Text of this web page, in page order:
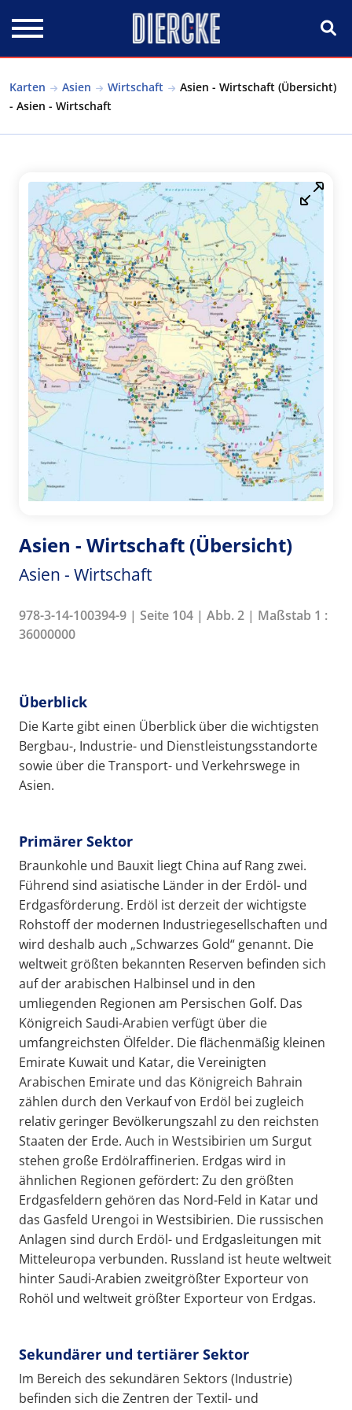
Karten Asien Wirtschaft
Asien - Wirtschaft (Übersicht)
- Asien - Wirtschaft
Asien - Wirtschaft (Übersicht)
Asien - Wirtschaft
978-3-14-100394-9 | Seite 104 | Abb. 2 | Maßstab 1 :
36000000
Überblick
Die Karte gibt einen Überblick über die wichtigsten
Bergbau-, Industrie- und Dienstleistungsstandorte
sowie über die Transport- und Verkehrswege in
Asien.
Primärer Sektor
Braunkohle und Bauxit liegt China auf Rang zwei.
Führend sind asiatische Länder in der Erdöl- und
Erdgasförderung. Erdöl ist derzeit der wichtigste
Rohstoff der modernen Industriegesellschaften und
wird deshalb auch „Schwarzes Gold“ genannt. Die
weltweit größten bekannten Reserven befinden sich
auf der arabischen Halbinsel und in den
umliegenden Regionen am Persischen Golf. Das
Königreich Saudi-Arabien verfügt über die
umfangreichsten Ölfelder. Die flächenmäßig kleinen
Emirate Kuwait und Katar, die Vereinigten
Arabischen Emirate und das Königreich Bahrain
zählen durch den Verkauf von Erdöl bei zugleich
relativ geringer Bevölkerungszahl zu den reichsten
Staaten der Erde. Auch in Westsibirien um Surgut
stehen große Erdölraffinerien. Erdgas wird in
ähnlichen Regionen gefördert: Zu den größten
Erdgasfeldern gehören das Nord-Feld in Katar und
das Gasfeld Urengoi in Westsibirien. Die russischen
Anlagen sind durch Erdöl- und Erdgasleitungen mit
Mitteleuropa verbunden. Russland ist heute weltweit
hinter Saudi-Arabien zweitgrößter Exporteur von
Rohöl und weltweit größter Exporteur von Erdgas.
Sekundärer und tertiärer Sektor
Im Bereich des sekundären Sektors (Industrie)
befinden sich die Zentren der Textil- und